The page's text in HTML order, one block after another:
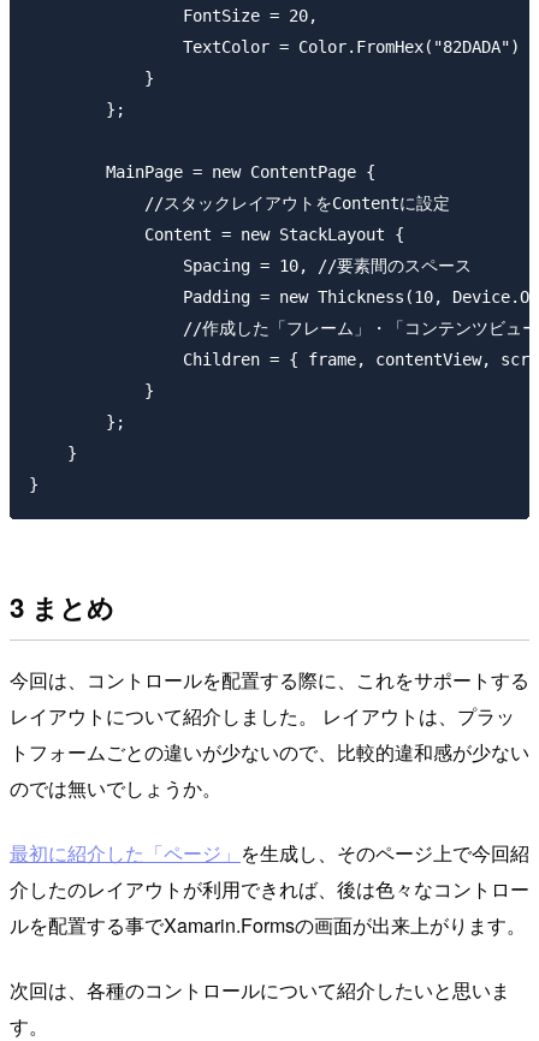
                FontSize = 20,
                TextColor = Color.FromHex("82DADA")
            }
        };
        MainPage = new ContentPage {
            //スタックレイアウトをContentに設定
            Content = new StackLayout {
                Spacing = 10, //要素間のスペース
Padding = new Thickness(10,
//作成した「フレーム」・「コンテンツビュ
Children = { frame, contentView,
            }
        };
    }
3 まとめ
今回は、コントロールを配置する際に、これをサポートする
レイアウトについて紹介しました。 レイアウトは、プラッ
トフォームごとの違いが少ないので、比較的違和感が少ない
のでは無いでしょうか。
最初に紹介した「ページ」 を生成し、そのページ上で今回紹
介したのレイアウトが利用できれば、後は色々なコントロー
ルを配置する事でXamarin.Formsの画面が出来上がります。
次回は、各種のコントロールについて紹介したいと思いま
す。